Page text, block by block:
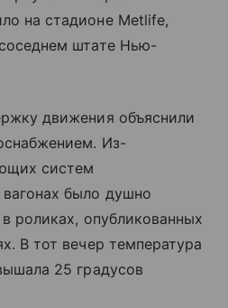
на стадионе Metlife,
штате Нью-
движения объяснили
Из-
систем
было душно
роликах, опубликованных
В тот вечер температура
25 градусов